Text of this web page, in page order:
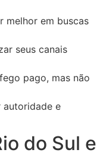
melhor em buscas
seus canais
pago, mas não
autoridade e
do Sul e